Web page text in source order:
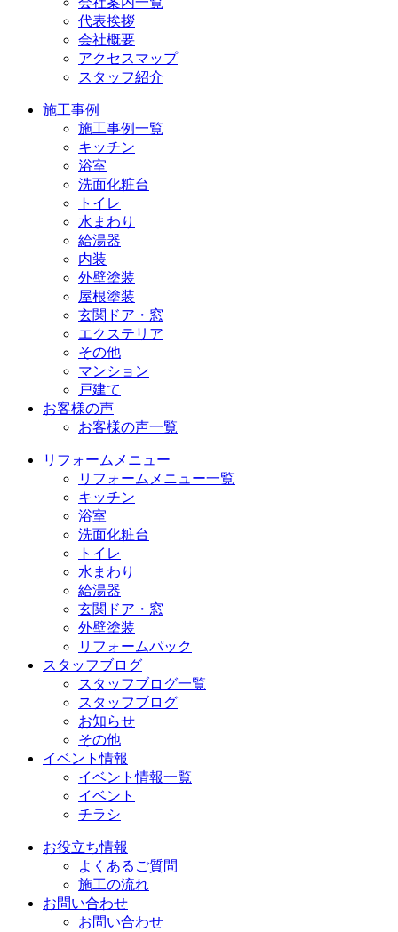
代表挨拶
会社概要
アクセスマップ
スタッフ紹介
施工事例
施工事例一覧
キッチン
浴室
洗面化粧台
トイレ
水まわり
給湯器
内装
外壁塗装
屋根塗装
玄関ドア・窓
エクステリア
その他
マンション
戸建て
お客様の声
お客様の声一覧
リフォームメニュー
リフォームメニュー一覧
キッチン
浴室
洗面化粧台
トイレ
水まわり
給湯器
玄関ドア・窓
外壁塗装
リフォームパック
スタッフブログ
スタッフブログ一覧
スタッフブログ
お知らせ
その他
イベント情報
イベント情報一覧
イベント
チラシ
お役立ち情報
よくあるご質問
施工の流れ
お問い合わせ
お問い合わせ